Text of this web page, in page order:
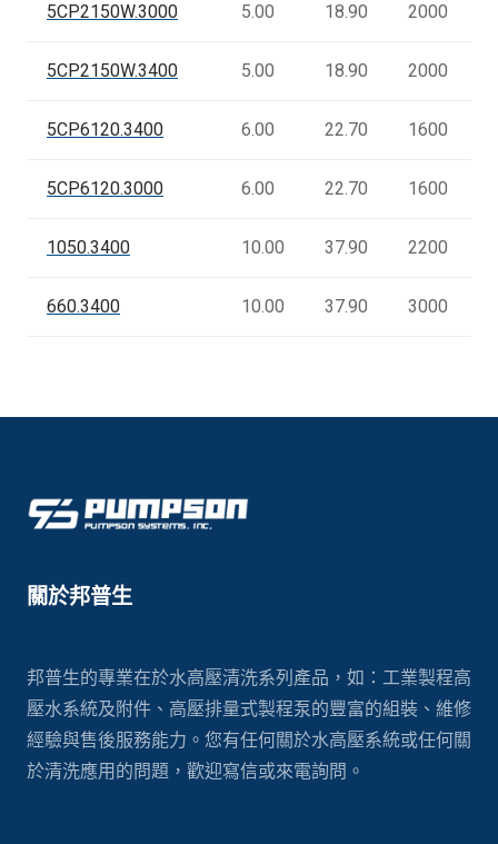
5CP2150W.3000 5.00 18.90 2000
5CP2150W.3400 5.00 18.90 2000
5CP6120.3400 6.00 22.70 1600
5CP6120.3000 6.00 22.70 1600
1050.3400 10.00 37.90 2200
660.3400 10.00 37.90 3000
關於邦普生
邦普生的專業在於水高壓清洗系列產品，如：工業製程高
壓水系統及附件、高壓排量式製程泵的豐富的組裝、維修
經驗與售後服務能力。您有任何關於水高壓系統或任何關
於清洗應用的問題，歡迎寫信或來電詢問。